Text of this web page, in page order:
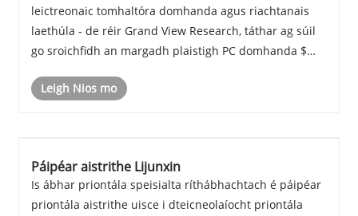
leictreonaic tomhaltóra domhanda agus riachtanais
laethúla - de réir Grand View Research, táthar ag súil
go sroichfidh an margadh plaistigh PC domhanda $
theicneolaíochtaí priontála dromchla ar shábháil......
Leigh Nios mo
Páipéar aistrithe Lijunxin
Is ábhar priontála speisialta ríthábhachtach é páipéar
priontála aistrithe uisce i dteicneolaíocht priontála